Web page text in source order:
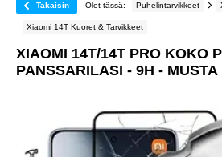
Takaisin Olet tässä: Puhelintarvikkeet
Xiaomi 14T Kuoret & Tarvikkeet
XIAOMI 14T/14T PRO KOKO
PANSSARILASI - 9H - MUSTA